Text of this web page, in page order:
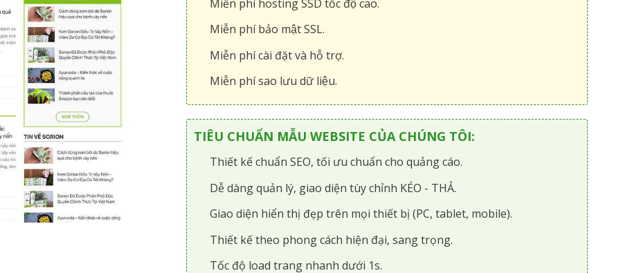
Miễn phí hosting SSD tốc độ cao.
Miễn phí bảo mật SSL.
Miễn phí cài đặt và hỗ trợ.
Miễn phí sao lưu dữ liệu.
TIÊU CHUẨN MẪU WEBSITE CỦA CHÚNG TÔI:
Thiết kế chuẩn SEO, tối ưu chuẩn cho quảng cáo.
Dễ dàng quản lý, giao diện tùy chỉnh KÉO - THẢ.
Giao diện hiển thị đẹp trên mọi thiết bị (PC, tablet, mobile).
Thiết kế theo phong cách hiện đại, sang trọng.
Tốc độ load trang nhanh dưới 1s.